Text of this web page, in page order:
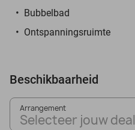
Bubbelbad
Ontspanningsruimte
Beschikbaarheid
Arrangement
Selecteer jouw deal